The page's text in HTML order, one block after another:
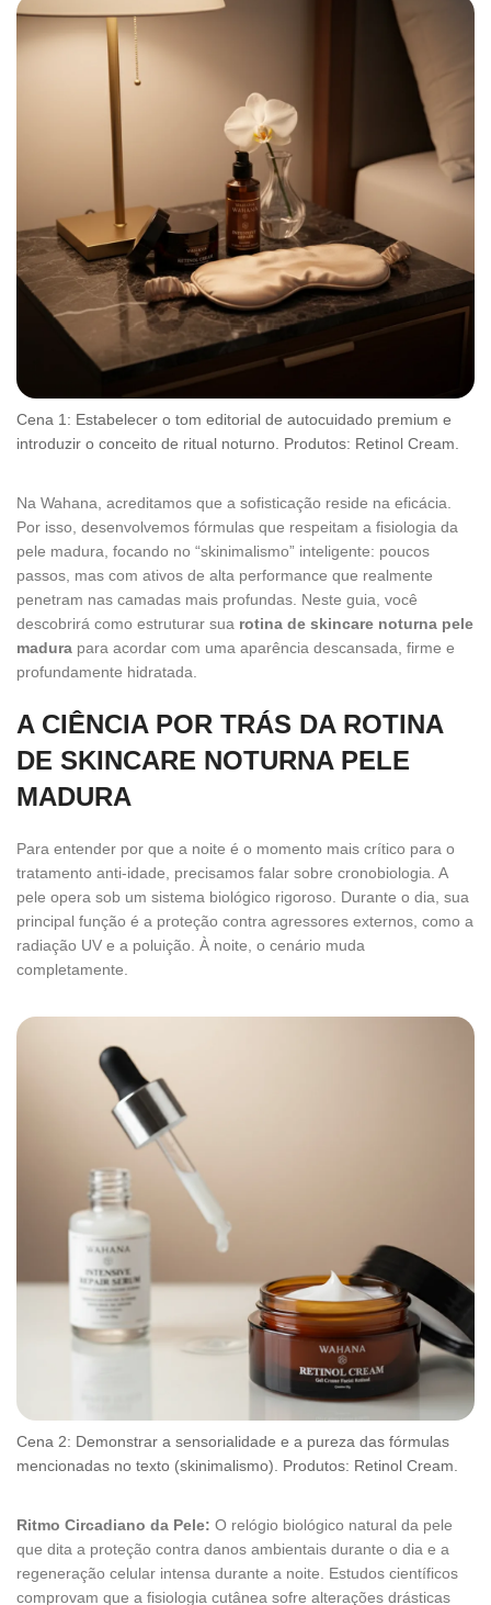
Cena 1: Estabelecer o tom editorial de autocuidado premium e
introduzir o conceito de ritual noturno. Produtos: Retinol Cream.
Na Wahana, acreditamos que a sofisticação reside na eficácia.
Por isso, desenvolvemos fórmulas que respeitam a fisiologia da
pele madura, focando no “skinimalismo” inteligente: poucos
passos, mas com ativos de alta performance que realmente
penetram nas camadas mais profundas. Neste guia, você
descobrirá como estruturar sua rotina de skincare noturna pele
madura para acordar com uma aparência descansada, firme e
profundamente hidratada.
A CIÊNCIA POR TRÁS DA ROTINA
DE SKINCARE NOTURNA PELE
MADURA
Para entender por que a noite é o momento mais crítico para o
tratamento anti-idade, precisamos falar sobre cronobiologia. A
pele opera sob um sistema biológico rigoroso. Durante o dia, sua
principal função é a proteção contra agressores externos, como a
radiação UV e a poluição. À noite, o cenário muda
completamente.
Cena 2: Demonstrar a sensorialidade e a pureza das fórmulas
mencionadas no texto (skinimalismo). Produtos: Retinol Cream.
Ritmo Circadiano da Pele: O relógio biológico natural da pele
que dita a proteção contra danos ambientais durante o dia e a
regeneração celular intensa durante a noite. Estudos científicos
comprovam que a fisiologia cutânea sofre alterações drásticas